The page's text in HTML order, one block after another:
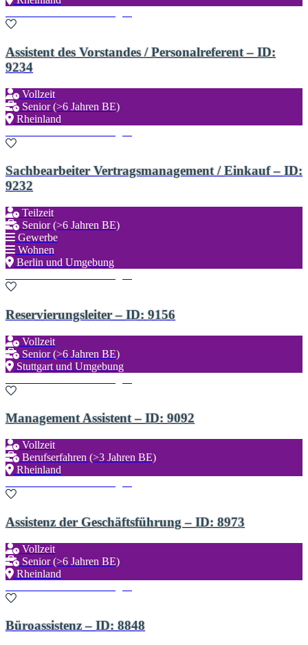
Assistent des Vorstandes / Personalreferent – ID:
9234
Vollzeit
Senior (>6 Jahren BE)
Rheinland
Sachbearbeiter Vertragsmanagement / Einkauf – ID:
9232
Teilzeit
Senior (>6 Jahren BE)
Gewerbe
Wohnen
Berlin und Umgebung
Reservierungsleiter – ID: 9156
Vollzeit
Senior (>6 Jahren BE)
Stuttgart und Umgebung
Management Assistent – ID: 9092
Vollzeit
Berufserfahren (>3 Jahren BE)
Rheinland
Assistenz der Geschäftsführung – ID: 8973
Vollzeit
Senior (>6 Jahren BE)
Rheinland
Büroassistenz – ID: 8848